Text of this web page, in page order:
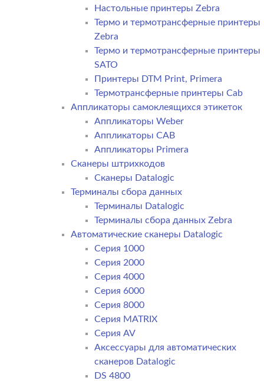
Настольные принтеры Zebra
Термо и термотрансферные принтеры
Zebra
Термо и термотрансферные принтеры
SATO
Принтеры DTM Print, Primera
Термотрансферные принтеры Cab
Аппликаторы самоклеящихся этикеток
Аппликаторы Weber
Аппликаторы CAB
Аппликаторы Primera
Сканеры штрихкодов
Сканеры Datalogic
Терминалы сбора данных
Терминалы Datalogic
Терминалы сбора данных Zebra
Автоматические сканеры Datalogic
Серия 1000
Серия 2000
Серия 4000
Серия 6000
Серия 8000
Серия MATRIX
Серия AV
Аксессуары для автоматических
сканеров Datalogic
DS 4800